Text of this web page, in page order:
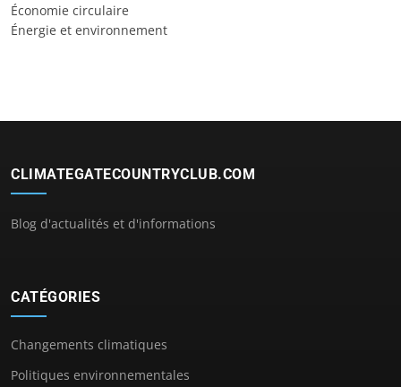
Économie circulaire
Énergie et environnement
CLIMATEGATECOUNTRYCLUB.COM
Blog d'actualités et d'informations
CATÉGORIES
Changements climatiques
Politiques environnementales